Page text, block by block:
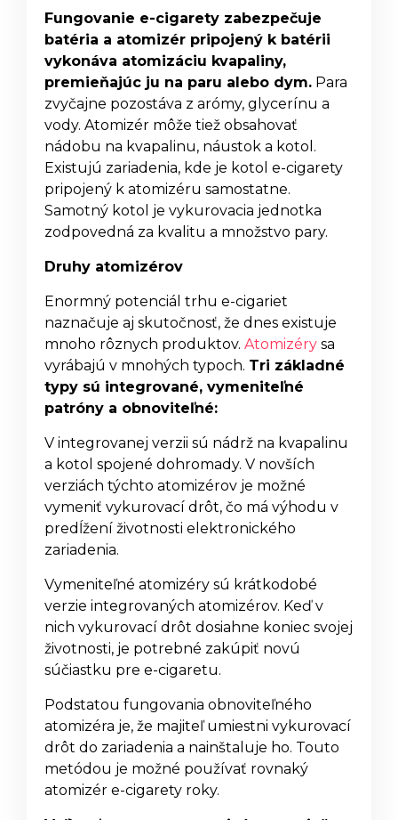
Fungovanie e-cigarety zabezpečuje
batéria a atomizér pripojený k batérii
vykonáva atomizáciu kvapaliny,
premieňajúc ju na paru alebo dym. Para
zvyčajne pozostáva z arómy, glycerínu a
vody. Atomizér môže tiež obsahovať
nádobu na kvapalinu, náustok a kotol.
Existujú zariadenia, kde je kotol e-cigarety
pripojený k atomizéru samostatne.
Samotný kotol je vykurovacia jednotka
zodpovedná za kvalitu a množstvo pary.
Druhy atomizérov
Enormný potenciál trhu e-cigariet
naznačuje aj skutočnosť, že dnes existuje
mnoho rôznych produktov. Atomizéry sa
vyrábajú v mnohých typoch. Tri základné
typy sú integrované, vymeniteľné
patróny a obnoviteľné:
V integrovanej verzii sú nádrž na kvapalinu
a kotol spojené dohromady. V novších
verziách týchto atomizérov je možné
vymeniť vykurovací drôt, čo má výhodu v
predĺžení životnosti elektronického
zariadenia.
Vymeniteľné atomizéry sú krátkodobé
verzie integrovaných atomizérov. Keď v
nich vykurovací drôt dosiahne koniec svojej
životnosti, je potrebné zakúpiť novú
súčiastku pre e-cigaretu.
Podstatou fungovania obnoviteľného
atomizéra je, že majiteľ umiestni vykurovací
drôt do zariadenia a nainštaluje ho. Touto
metódou je možné používať rovnaký
atomizér e-cigarety roky.